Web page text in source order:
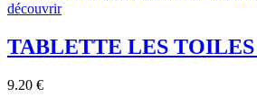
découvrir
TABLETTE LES
9.20 €